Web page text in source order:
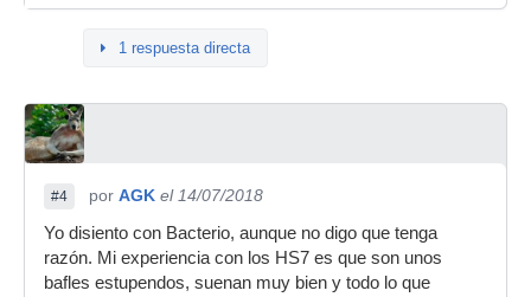
1 respuesta directa
#4 por AGK el 14/07/2018
Yo disiento con Bacterio, aunque no digo que tenga
razón. Mi experiencia con los HS7 es que son unos
bafles estupendos, suenan muy bien y todo lo que